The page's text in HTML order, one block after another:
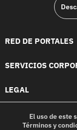
RED DE PORTALES
SERVICIOS
LEGAL
El uso de este
Términos y